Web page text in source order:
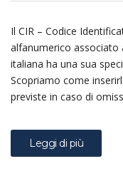
CIR
Il CIR – Codice
alfanumerico associato
italiana ha una sua
Scopriamo come
previste in caso di
Leggi di più